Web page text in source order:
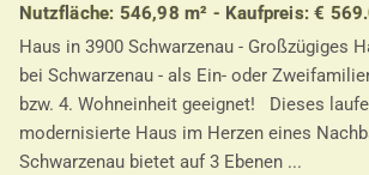
Nutzfläche: 546,98 m² - Kaufpreis: €
Haus in 3900 Schwarzenau - Großzügiges
bei Schwarzenau - als Ein- oder
bzw. 4. Wohneinheit geeignet! Dieses
modernisierte Haus im Herzen eines
Schwarzenau bietet auf 3 Ebenen ...